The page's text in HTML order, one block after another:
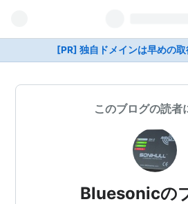
[PR] 独自ドメインは早めの取
このブログの読者
Bluesonicの